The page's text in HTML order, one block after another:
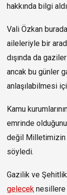
hakkında bilgi
Vali Özkan
aileleriyle bir
dışında da
ancak bu günler
anlaşılabilmesi
Kamu
emrinde
değil Milletimizin
söyledi.
Gazilik ve
gelecek nesillere